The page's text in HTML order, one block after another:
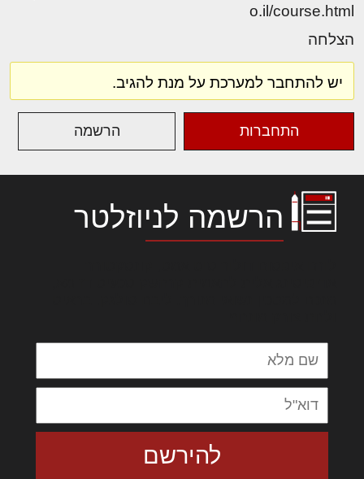
o.il/course.html
הצלחה
יש להתחבר למערכת על מנת להגיב.
התחברות הרשמה
הרשמה לניוזלטר